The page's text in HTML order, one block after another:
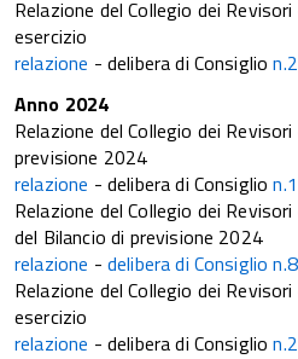
Relazione del Collegio dei
esercizio
relazione - delibera di Consiglio
Anno 2024
Relazione del Collegio dei
previsione 2024
relazione - delibera di Consiglio
Relazione del Collegio dei
del Bilancio di previsione 2024
relazione - delibera di Consiglio
Relazione del Collegio dei
esercizio
relazione - delibera di Consiglio